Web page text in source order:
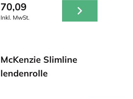
70,09
Inkl. MwSt.
McKenzie Slimline
lendenrolle